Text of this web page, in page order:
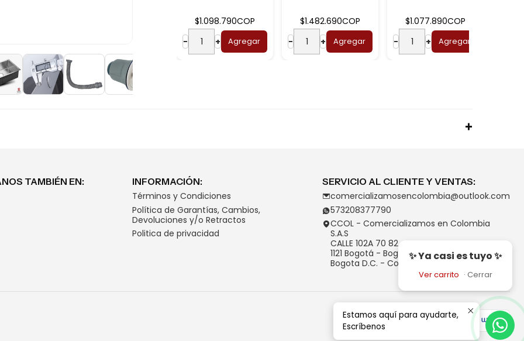
$1.098.790COP
−
+ Agregar
$1.482.690COP
−
+ Agregar
$1.077.890COP
−
+ Agregar
✨ Ya casi es tuyo ✨
Ver carrito · Cerrar
TAMBIÉN EN:
INFORMACIÓN:
Términos y Condiciones
Política de Garantías, Cambios,
Devoluciones y/o Retractos
Politica de privacidad
SERVICIO AL CLIENTE Y VENTAS:
comercializamosencolombia@outlook.com
573208377790
CCOL - Comercializamos en Colombia
S.A.S
CALLE 102A 70 82
1121 Bogotá - Bogotá D.C.
Bogota D.C. - Colombia
Estamos aquí para ayudarte,
Escríbenos